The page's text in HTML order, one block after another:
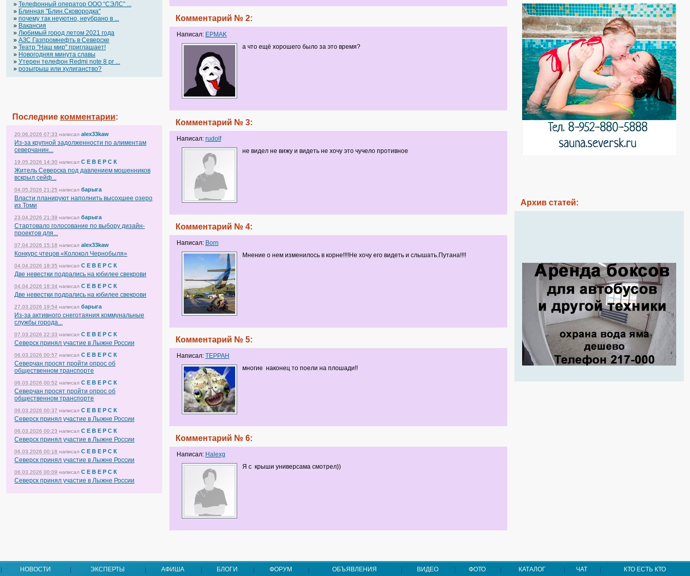
» Телефонный оператор OOO “СЭЛС” ...
» Блинная "Блин.Сковородка"
» почему так неуютно, неубрано в ...
» Вакансия
» Любимый город летом 2021 года
» АЗС Газпромнефть в Северске
» Театр "Наш мир" приглашает!
» Новогодняя минута славы
» Утерен телефон Redmi note 8 pr ...
» розыгрыш или хулиганство?
Последние комментарии:
20.06.2026 07:33 написал alex33kaw
Из-за крупной задолженности по алиментам
северчанин...
19.05.2026 14:30 написал С Е В Е Р С К
Житель Северска под давлением мошенников
вскрыл сейф...
04.05.2026 21:25 написал барыга
Власти планируют наполнить высохшее озеро
из Томи
23.04.2026 21:39 написал барыга
Стартовало голосование по выбору дизайн-
проектов для...
07.04.2026 15:18 написал alex33kaw
Конкурс чтецов «Колокол Чернобыля»
04.04.2026 18:35 написал С Е В Е Р С К
Две невестки подрались на юбилее свекрови
04.04.2026 18:34 написал С Е В Е Р С К
Две невестки подрались на юбилее свекрови
27.03.2026 19:54 написал барыга
Из-за активного снеготаяния коммунальные
службы города...
07.03.2026 22:33 написал С Е В Е Р С К
Северск принял участие в Лыжне России
06.03.2026 00:57 написал С Е В Е Р С К
Северчан просят пройти опрос об
общественном транспорте
06.03.2026 00:52 написал С Е В Е Р С К
Северчан просят пройти опрос об
общественном транспорте
06.03.2026 00:37 написал С Е В Е Р С К
Северск принял участие в Лыжне России
06.03.2026 00:23 написал С Е В Е Р С К
Северск принял участие в Лыжне России
06.03.2026 00:18 написал С Е В Е Р С К
Северск принял участие в Лыжне России
06.03.2026 00:09 написал С Е В Е Р С К
Северск принял участие в Лыжне России
Комментарий № 2:
Написал: EPMAK
а что ещё хорошего было за это время?
Комментарий № 3:
Написал: rudolf
не видел не вижу и видеть не хочу это чучело противное
Комментарий № 4:
Написал: Born
Мнение о нем изменилось в корне!!!!Не хочу его видеть и слышать.Путана!!!!
Комментарий № 5:
Написал: ТЕРРАН
многие наконец то поели на плошади!!
Комментарий № 6:
Написал: Halexg
Я с крыши универсама смотрел))
Архив статей:
НОВОСТИ ЭКСПЕРТЫ АФИША БЛОГИ ФОРУМ ОБЪЯВЛЕНИЯ ВИДЕО ФОТО КАТАЛОГ ЧАТ КТО ЕСТЬ КТО